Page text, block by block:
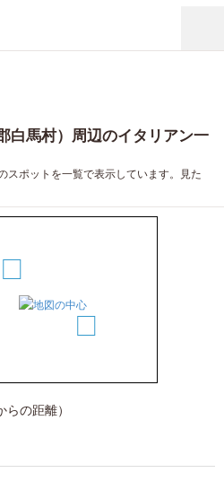
白馬村）周辺のイタリアン一
スポットを一覧で表示しています。見た
の距離）